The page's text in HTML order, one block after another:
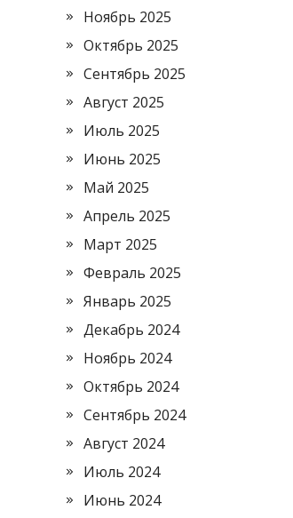
Ноябрь 2025
Октябрь 2025
Сентябрь 2025
Август 2025
Июль 2025
Июнь 2025
Май 2025
Апрель 2025
Март 2025
Февраль 2025
Январь 2025
Декабрь 2024
Ноябрь 2024
Октябрь 2024
Сентябрь 2024
Август 2024
Июль 2024
Июнь 2024